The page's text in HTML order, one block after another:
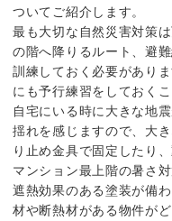
ついてご紹介します。
最も大切な自然災害対策
の階へ降りるルート、避
訓練しておく必要があり
にも予行練習をしておくこ
自宅にいる時に大きな地
揺れを感じますので、大
り止め金具で固定したり
マンション最上階の暑さ
遮熱効果のある塗装が備
材や断熱材がある物件が